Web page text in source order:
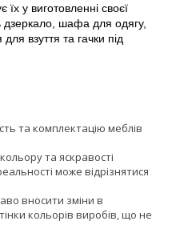
у виготовленні своєї
дзеркало, шафа для одягу,
взуття та гачки під
та комплектацію меблів
та яскравості
може відрізнятися
вносити зміни в
кольорів виробів, що не